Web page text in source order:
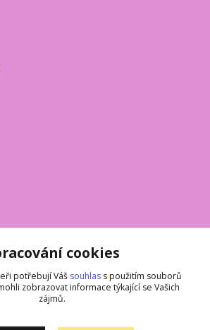
cookies
potřebují Váš souhlas s použitím souborů
zobrazovat informace týkající se Vašich
zájmů.